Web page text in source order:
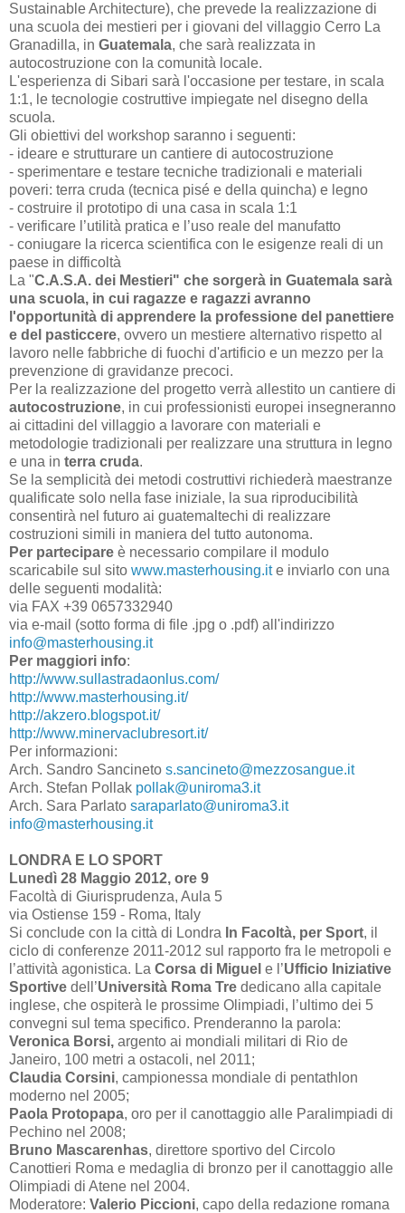
Sustainable Architecture), che prevede la realizzazione di
una scuola dei mestieri per i giovani del villaggio Cerro La
Granadilla, in Guatemala, che sarà realizzata in
autocostruzione con la comunità locale.
L'esperienza di Sibari sarà l'occasione per testare, in scala
1:1, le tecnologie costruttive impiegate nel disegno della
scuola.
Gli obiettivi del workshop saranno i seguenti:
- ideare e strutturare un cantiere di autocostruzione
- sperimentare e testare tecniche tradizionali e materiali
poveri: terra cruda (tecnica pisé e della quincha) e legno
- costruire il prototipo di una casa in scala 1:1
- verificare l’utilità pratica e l’uso reale del manufatto
- coniugare la ricerca scientifica con le esigenze reali di un
paese in difficoltà
La "C.A.S.A. dei Mestieri" che sorgerà in Guatemala sarà
una scuola, in cui ragazze e ragazzi avranno
l'opportunità di apprendere la professione del panettiere
e del pasticcere, ovvero un mestiere alternativo rispetto al
lavoro nelle fabbriche di fuochi d'artificio e un mezzo per la
prevenzione di gravidanze precoci.
Per la realizzazione del progetto verrà allestito un cantiere di
autocostruzione, in cui professionisti europei insegneranno
ai cittadini del villaggio a lavorare con materiali e
metodologie tradizionali per realizzare una struttura in legno
e una in terra cruda.
Se la semplicità dei metodi costruttivi richiederà maestranze
qualificate solo nella fase iniziale, la sua riproducibilità
consentirà nel futuro ai guatemaltechi di realizzare
costruzioni simili in maniera del tutto autonoma.
Per partecipare è necessario compilare il modulo
scaricabile sul sito www.masterhousing.ite inviarlo con una
delle seguenti modalità:
via FAX +39 0657332940
via e-mail (sotto forma di file .jpg o .pdf) all'indirizzo
info@masterhousing.it
Per maggiori info:
http://www.sullastradaonlus.com/
http://www.masterhousing.it/
http://akzero.blogspot.it/
http://www.minervaclubresort.it/
Per informazioni:
Arch. Sandro Sancineto s.sancineto@mezzosangue.it
Arch. Stefan Pollak pollak@uniroma3.it
Arch. Sara Parlato saraparlato@uniroma3.it
info@masterhousing.it
LONDRA E LO SPORT
Lunedì 28 Maggio 2012, ore 9
Facoltà di Giurisprudenza, Aula 5
via Ostiense 159 - Roma, Italy
Si conclude con la città di Londra In Facoltà, per Sport, il
ciclo di conferenze 2011-2012 sul rapporto fra le metropoli e
l’attività agonistica. La Corsa di Miguel e l’Ufficio Iniziative
Sportive dell’Università Roma Tre dedicano alla capitale
inglese, che ospiterà le prossime Olimpiadi, l’ultimo dei 5
convegni sul tema specifico. Prenderanno la parola:
Veronica Borsi, argento ai mondiali militari di Rio de
Janeiro, 100 metri a ostacoli, nel 2011;
Claudia Corsini, campionessa mondiale di pentathlon
moderno nel 2005;
Paola Protopapa, oro per il canottaggio alle Paralimpiadi di
Pechino nel 2008;
Bruno Mascarenhas, direttore sportivo del Circolo
Canottieri Roma e medaglia di bronzo per il canottaggio alle
Olimpiadi di Atene nel 2004.
Moderatore: Valerio Piccioni, capo della redazione romana